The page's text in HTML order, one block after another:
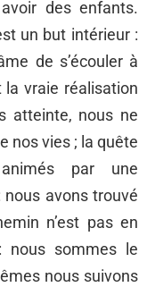
des enfants.
un but intérieur :
de s’écouler à
la vraie réalisation
atteinte, nous ne
nos vies ; la quête
par une
avons trouvé
n’est pas en
nous sommes le
nous suivons